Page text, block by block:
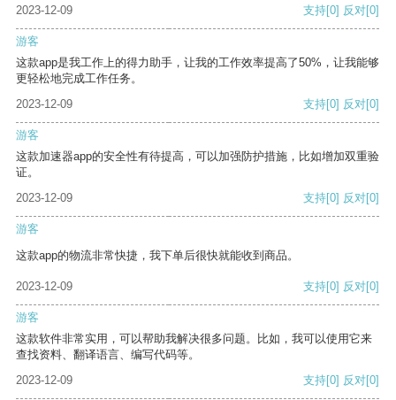
2023-12-09
支持[0] 反对[0]
游客
这款app是我工作上的得力助手，让我的工作效率提高了50%，让我能够
更轻松地完成工作任务。
2023-12-09
支持[0] 反对[0]
游客
这款加速器app的安全性有待提高，可以加强防护措施，比如增加双重验
证。
2023-12-09
支持[0] 反对[0]
游客
这款app的物流非常快捷，我下单后很快就能收到商品。
2023-12-09 支持[0] 反对[0]
游客
这款软件非常实用，可以帮助我解决很多问题。比如，我可以使用它来
查找资料、翻译语言、编写代码等。
2023-12-09
支持[0] 反对[0]